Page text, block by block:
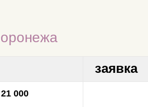
заявка
000